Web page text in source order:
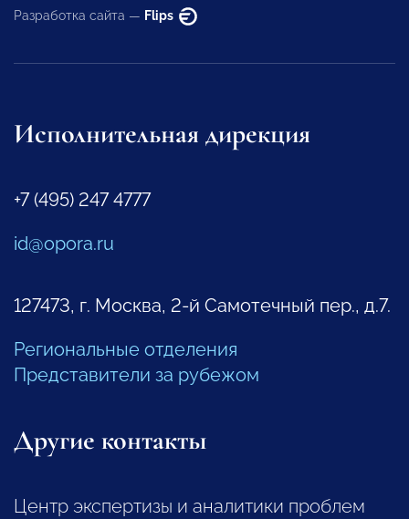
Разработка сайта — Flips
Исполнительная дирекция
+7 (495) 247 4777
id@opora.ru
127473, г. Москва, 2-й Самотечный пер., д.7.
Региональные отделения
Представители за рубежом
Другие контакты
Центр экспертизы и аналитики проблем